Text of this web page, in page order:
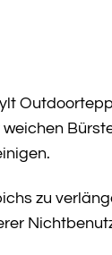
zu